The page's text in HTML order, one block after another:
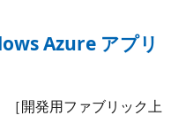
Azure アプリ
開発用ファブリック上